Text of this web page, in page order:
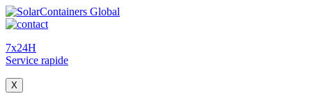
7x24H
Service rapide
X